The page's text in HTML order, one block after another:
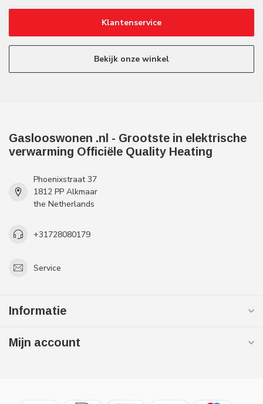
Klantenservice
Bekijk onze winkel
Gaslooswonen .nl - Grootste in elektrische
verwarming Officiële Quality Heating
Phoenixstraat 37
1812 PP Alkmaar
the Netherlands
+31728080179
Service
Informatie
Mijn account